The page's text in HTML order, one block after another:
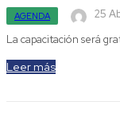
AGENDA
25
La capacitación será
Leer más